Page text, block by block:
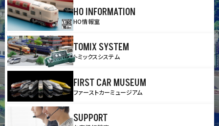
HO INFORMATION
HO情報室
TOMIX SYSTEM
トミックスシステム
FIRST CAR MUSEUM
ファーストカーミュージアム
SUPPORT